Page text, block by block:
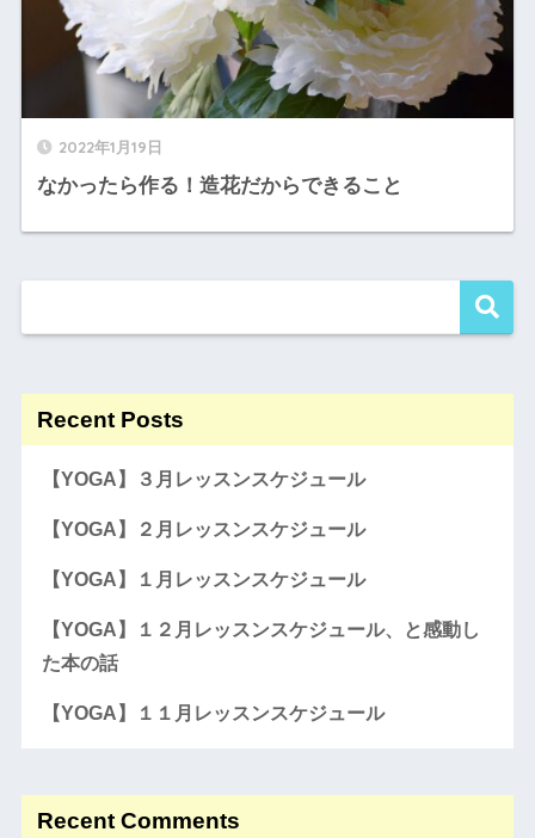
2022年1月19日
なかったら作る！造花だからできること
Recent Posts
【YOGA】３月レッスンスケジュール
【YOGA】２月レッスンスケジュール
【YOGA】１月レッスンスケジュール
【YOGA】１２月レッスンスケジュール、と感動し
た本の話
【YOGA】１１月レッスンスケジュール
Recent Comments